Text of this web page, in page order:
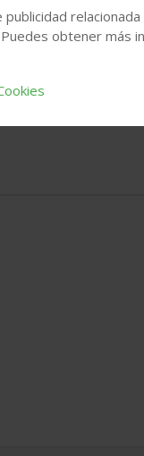
obtener más